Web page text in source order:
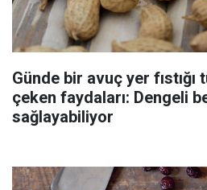
Günde bir avuç yer
çeken faydaları: Dengeli
sağlayabiliyor